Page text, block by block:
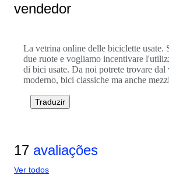
vendedor
La vetrina online delle biciclette usate.
due ruote e vogliamo incentivare
di bici usate. Da noi potrete trovare dal
moderno, bici classiche ma anche
Traduzir
17 avaliações
Ver todos